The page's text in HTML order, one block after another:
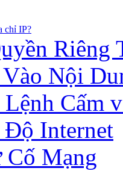
chỉ IP?
Riêng
Nội
Cấm
Độ Internet
Mạng